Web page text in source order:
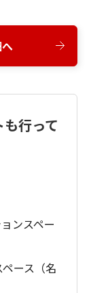
行って
ンスペー
ース（名